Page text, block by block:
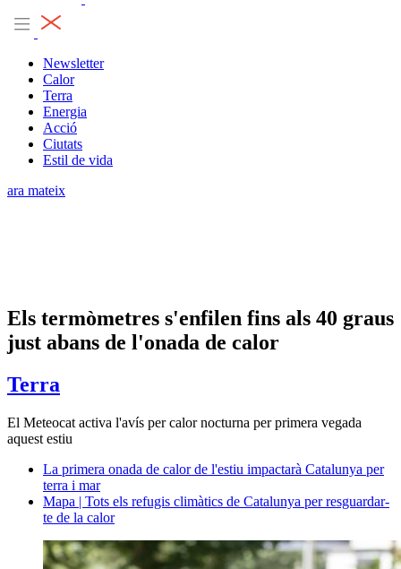
Newsletter
Calor
Terra
Energia
Acció
Ciutats
Estil de vida
ara mateix
Els termòmetres s'enfilen fins als 40 graus
just abans de l'onada de calor
Terra
El Meteocat activa l'avís per calor nocturna per primera vegada
aquest estiu
La primera onada de calor de l'estiu impactarà Catalunya per
terra i mar
Mapa | Tots els refugis climàtics de Catalunya per resguardar-
te de la calor